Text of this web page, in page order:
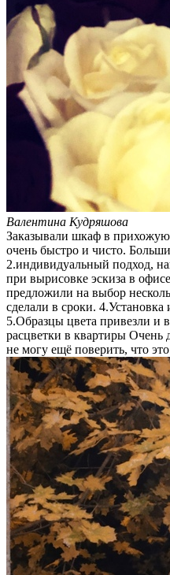
Валентина Кудряшова
Заказывали шкаф в
очень быстро и чисто.
2.индивидуальный подход,
при вырисовке эскиза в
предложили на выбор
сделали в сроки.
5.Образцы цвета привезли и
расцветки в квартиры Очень
не могу ещё поверить, что